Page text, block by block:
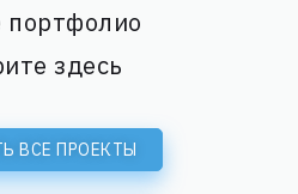
портфолио
здесь
ВСЕ ПРОЕКТЫ